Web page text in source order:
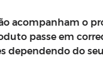
acompanham o
passe em
dependendo do